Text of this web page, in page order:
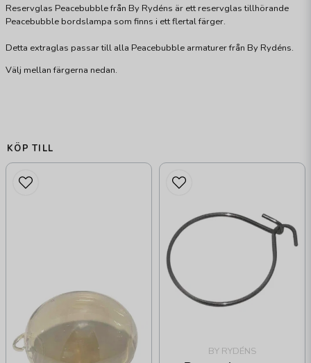
Reservglas Peacebubble från By Rydéns är ett reservglas tillhörande
Peacebubble bordslampa som finns i ett flertal färger.
Detta extraglas passar till alla Peacebubble armaturer från By Rydéns.
Välj mellan färgerna nedan.
KÖP TILL
BY RYDÉNS